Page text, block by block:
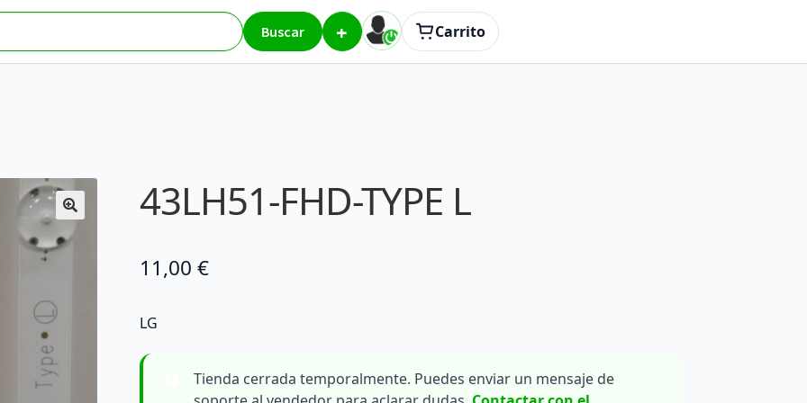
Buscar + Carrito
43LH51-FHD-TYPE L
11,00 €
LG
Tienda cerrada temporalmente. Puedes enviar un mensaje de